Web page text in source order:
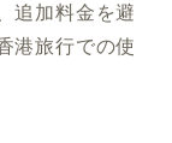
追加料金を避
港旅行での使